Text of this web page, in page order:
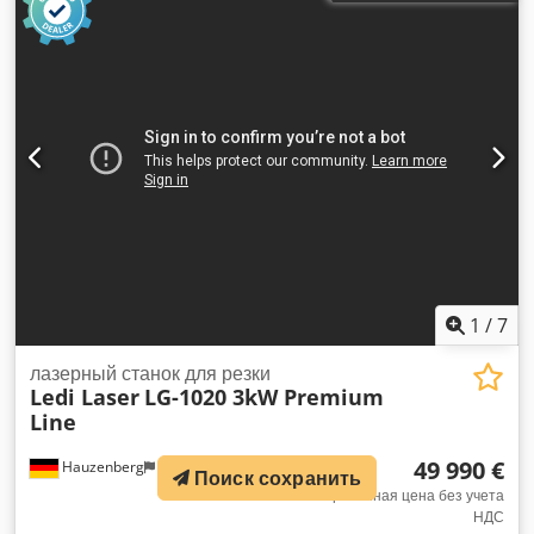
1 /7
Hauzenberg 5 501 km
лазерный станок для резки
Ledi Laser LG-1020 3kW Premium
Line
49 990 €
Фиксированная цена без учета
НДС
Поиск сохранить